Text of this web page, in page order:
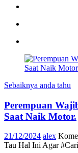
Sebaiknya anda tahu
Perempuan
Saat Naik Motor.
21/12/2024 alex
Tau Hal Ini Agar